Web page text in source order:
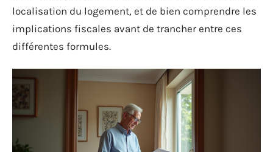
localisation du logement, et de bien comprendre les
implications fiscales avant de trancher entre ces
différentes formules.